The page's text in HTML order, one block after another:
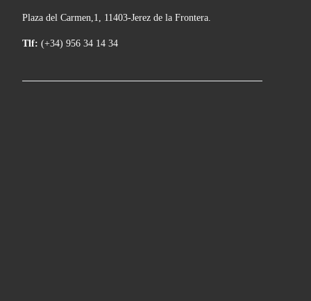
Plaza del Carmen,1, 11403-Jerez de la Frontera.
Tlf: (+34) 956 34 14 34